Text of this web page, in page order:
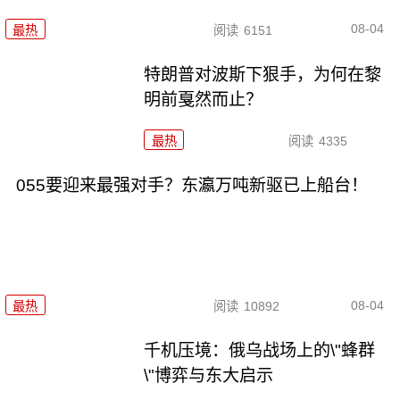
最热 阅读 6151 08-04
特朗普对波斯下狠手，为何在黎
明前戛然而止？
最热 阅读 4335
055要迎来最强对手？东瀛万吨新驱已上船台！
最热 阅读 10892 08-04
千机压境：俄乌战场上的\"蜂群
\"博弈与东大启示